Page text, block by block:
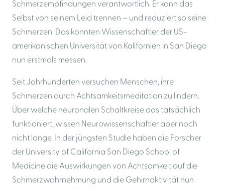
Schmerzempfindungen verantwortlich. Er kann das
Selbst von seinem Leid trennen – und reduziert so seine
Schmerzen. Das konnten Wissenschaftler der US-
amerikanischen Universität von Kalifornien in San Diego
nun erstmals messen.
Seit Jahrhunderten versuchen Menschen, ihre
Schmerzen durch Achtsamkeitsmeditation zu lindern.
Über welche neuronalen Schaltkreise das tatsächlich
funktioniert, wissen Neurowissenschaftler aber noch
nicht lange. In der jüngsten Studie haben die Forscher
der University of California San Diego School of
Medicine die Auswirkungen von Achtsamkeit auf die
Schmerzwahrnehmung und die Gehirnaktivität nun